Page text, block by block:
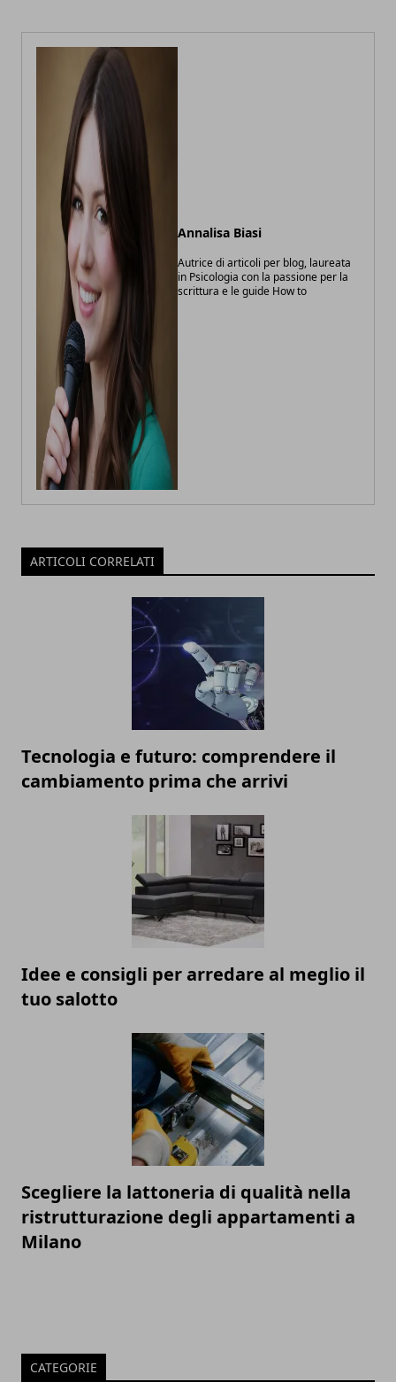
Annalisa Biasi
Autrice di articoli per blog, laureata
in Psicologia con la passione per la
scrittura e le guide How to
ARTICOLI CORRELATI
Tecnologia e futuro: comprendere il
cambiamento prima che arrivi
Idee e consigli per arredare al meglio il
tuo salotto
Scegliere la lattoneria di qualità nella
ristrutturazione degli appartamenti a
Milano
CATEGORIE